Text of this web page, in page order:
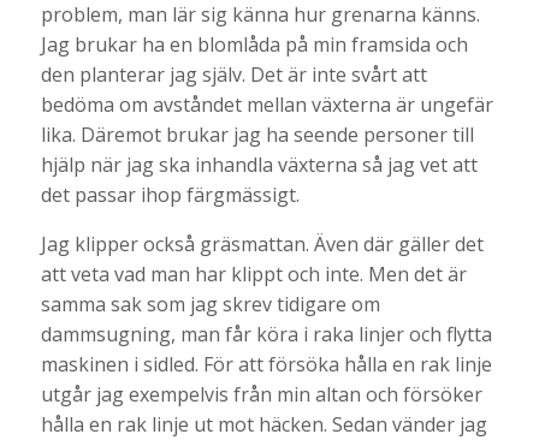
problem, man lär sig känna hur grenarna känns.
Jag brukar ha en blomlåda på min framsida och
den planterar jag själv. Det är inte svårt att
bedöma om avståndet mellan växterna är ungefär
lika. Däremot brukar jag ha seende personer till
hjälp när jag ska inhandla växterna så jag vet att
det passar ihop färgmässigt.
Jag klipper också gräsmattan. Även där gäller det
att veta vad man har klippt och inte. Men det är
samma sak som jag skrev tidigare om
dammsugning, man får köra i raka linjer och flytta
maskinen i sidled. För att försöka hålla en rak linje
utgår jag exempelvis från min altan och försöker
hålla en rak linje ut mot häcken. Sedan vänder jag